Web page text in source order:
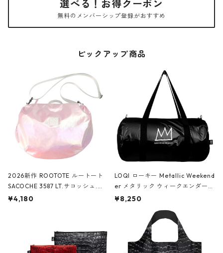
選べる！お得クーポン
無料のメンバーシップ登録がおすすめ
ピックアップ商品
2026新作 ROOTOTE ルートート
SACOCHE 3587 LT.サコッシュ.ル
ミエ-B ショルダーバッグ グロスピ
¥4,180
LOQI ローキー Metallic Weekend
er メタリック ウィークエンダー
ボストンバッグ ショルダーバッグ
Black ジャン=ミッシェル・バスキ
ア/クラウン ブラック
¥8,250